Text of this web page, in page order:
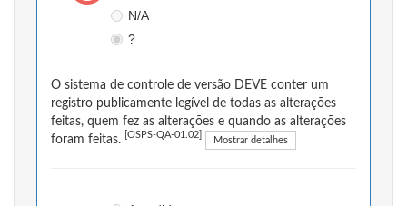
N/A
?
O sistema de controle de versão DEVE conter um
registro publicamente legível de todas as alterações
feitas, quem fez as alterações e quando as alterações
foram feitas.
[OSPS-QA-01.02] Mostrar detalhes